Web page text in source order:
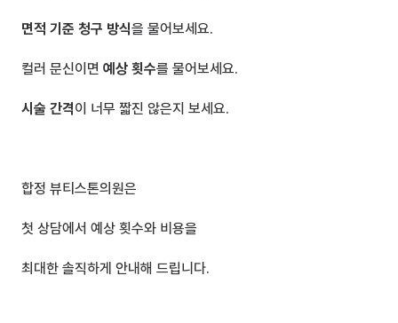
면적 기준 청구 방식을 물어보세요.
컬러 문신이면 예상 횟수를 물어보세요.
시술 간격이 너무 짧진 않은지 보세요.
합정 뷰티스톤의원은
첫 상담에서 예상 횟수와 비용을
최대한 솔직하게 안내해 드립니다.